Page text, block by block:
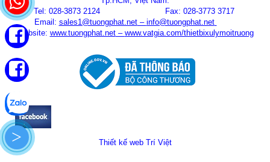
Tel: 028-3873 2124 Fax: 028-3773 3717
Email: sales1@tuongphat.net– info@tuongphat.net
Website: www.tuongphat.net– www.vatgia.com/thietbixulymoitruong
Thiết kế web Trí Việt
>